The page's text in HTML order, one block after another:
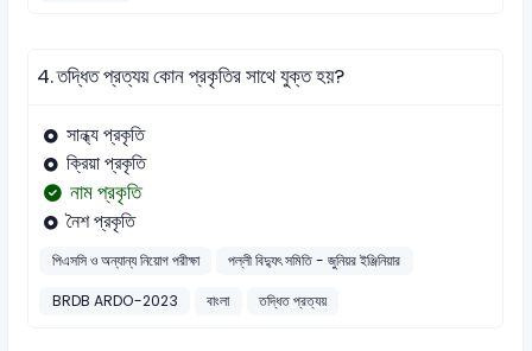
4.তদ্ধিত প্রত্যয় কোন প্রকৃতির সাথে যুক্ত হয়?
সান্ধ্য প্রকৃতি
ক্রিয়া প্রকৃতি
নাম প্রকৃতি
নৈশ প্রকৃতি
পিএসসি ও অন্যান্য নিয়োগ পরীক্ষা
পল্লী বিদ্যুৎ সমিতি - জুনিয়র ইঞ্জিনিয়ার
BRDB ARDO-2023
বাংলা তদ্ধিত প্রত্যয়